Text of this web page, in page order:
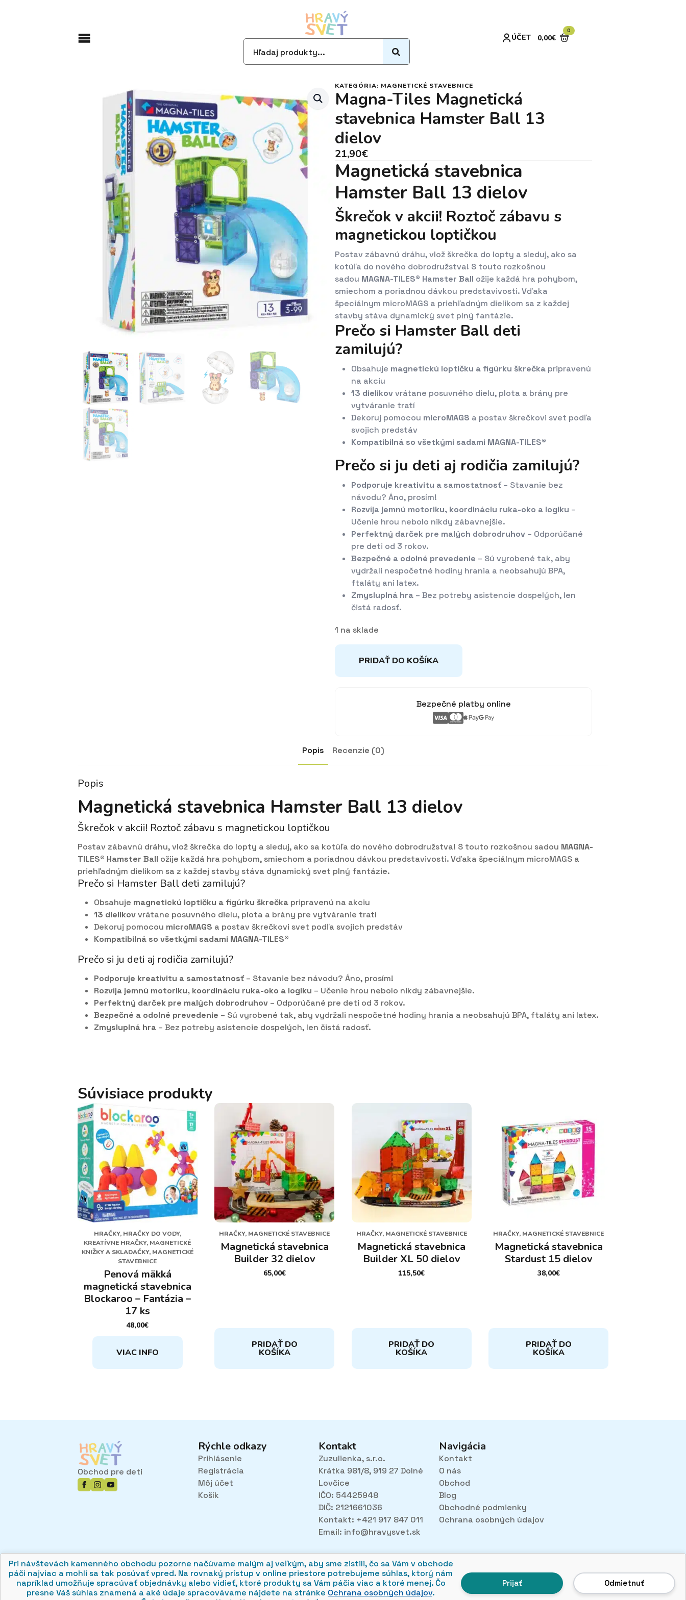
Pri návštevách kamenného obchodu pozorne načúvame malým aj veľkým, aby sme zistili, čo sa Vám v obchode
páči najviac a mohli sa tak posúvať vpred. Na rovnaký prístup v online priestore potrebujeme súhlas, ktorý nám
napríklad umožňuje spracúvať objednávky alebo vidieť, ktoré produkty sa Vám páčia viac a ktoré menej. Čo
presne Váš súhlas znamená a aké údaje spracovávame nájdete na stránke Ochrana osobných údajov.
Prijať Odmietnuť
🍪
ÚČET 0,00€
0
KATEGÓRIA: MAGNETICKÉ STAVEBNICE
Magna-Tiles Magnetická
stavebnica Hamster Ball 13
dielov
21,90€
Magnetická stavebnica
Hamster Ball 13 dielov
Škrečok v akcii! Roztoč zábavu s
magnetickou loptičkou
Postav zábavnú dráhu, vlož škrečka do lopty a sleduj, ako sa
kotúľa do nového dobrodružstva! S touto rozkošnou
sadou MAGNA-TILES® Hamster Ball ožije každá hra pohybom,
smiechom a poriadnou dávkou predstavivosti. Vďaka
špeciálnym microMAGS a priehľadným dielikom sa z každej
stavby stáva dynamický svet plný fantázie.
Prečo si Hamster Ball deti
zamilujú?
Obsahuje magnetickú loptičku a figúrku škrečka pripravenú
na akciu
13 dielikovvrátane posuvného dielu, plota a brány pre
vytváranie tratí
Dekoruj pomocou microMAGS a postav škrečkovi svet podľa
svojich predstáv
Kompatibilná so všetkými sadami MAGNA-TILES®
Prečo si ju deti aj rodičia zamilujú?
Podporuje kreativitu a samostatnosť– Stavanie bez
návodu? Áno, prosím!
Rozvíja jemnú motoriku, koordináciu ruka-oko a logiku –
Učenie hrou nebolo nikdy zábavnejšie.
Perfektný darček pre malých dobrodruhov – Odporúčané
pre deti od 3 rokov.
Bezpečné a odolné prevedenie – Sú vyrobené tak, aby
vydržali nespočetné hodiny hrania a neobsahujú BPA,
ftaláty ani latex.
Zmysluplná hra – Bez potreby asistencie dospelých, len
čistá radosť.
1 na sklade
PRIDAŤ DO KOŠÍKA
Bezpečné platby online
Popis Recenzie (0)
Popis
Magnetická stavebnica Hamster Ball 13 dielov
Škrečok v akcii! Roztoč zábavu s magnetickou loptičkou
Postav zábavnú dráhu, vlož škrečka do lopty a sleduj, ako sa kotúľa do nového dobrodružstva! S touto rozkošnou sadou MAGNA-
TILES® Hamster Ball ožije každá hra pohybom, smiechom a poriadnou dávkou predstavivosti. Vďaka špeciálnym microMAGS a
priehľadným dielikom sa z každej stavby stáva dynamický svet plný fantázie.
Prečo si Hamster Ball deti zamilujú?
Obsahuje magnetickú loptičku a figúrku škrečka pripravenú na akciu
13 dielikovvrátane posuvného dielu, plota a brány pre vytváranie tratí
Dekoruj pomocou microMAGS a postav škrečkovi svet podľa svojich predstáv
Kompatibilná so všetkými sadami MAGNA-TILES®
Prečo si ju deti aj rodičia zamilujú?
Podporuje kreativitu a samostatnosť– Stavanie bez návodu? Áno, prosím!
Rozvíja jemnú motoriku, koordináciu ruka-oko a logiku – Učenie hrou nebolo nikdy zábavnejšie.
Perfektný darček pre malých dobrodruhov – Odporúčané pre deti od 3 rokov.
Bezpečné a odolné prevedenie – Sú vyrobené tak, aby vydržali nespočetné hodiny hrania a neobsahujú BPA, ftaláty ani latex.
Zmysluplná hra – Bez potreby asistencie dospelých, len čistá radosť.
Súvisiace produkty
HRAČKY, HRAČKY DO VODY,
KREATÍVNE HRAČKY, MAGNETICKÉ
KNIŽKY A SKLADAČKY, MAGNETICKÉ
STAVEBNICE
Penová mäkká
magnetická stavebnica
Blockaroo – Fantázia –
17 ks
48,00€
VIAC INFO
HRAČKY, MAGNETICKÉ STAVEBNICE
Magnetická stavebnica
Builder 32 dielov
65,00€
PRIDAŤ DO
KOŠÍKA
HRAČKY, MAGNETICKÉ STAVEBNICE
Magnetická stavebnica
Builder XL 50 dielov
115,50€
PRIDAŤ DO
KOŠÍKA
HRAČKY, MAGNETICKÉ STAVEBNICE
Magnetická stavebnica
Stardust 15 dielov
38,00€
PRIDAŤ DO
KOŠÍKA
Obchod pre deti
Rýchle odkazy
Prihlásenie
Registrácia
Môj účet
Košík
Kontakt
Zuzulienka, s.r.o.
Krátka 981/8, 919 27 Dolné
Lovčice
IČO: 54425948
DIČ: 2121661036
Kontakt: +421 917 847 011
Email: info@hravysvet.sk
Navigácia
Kontakt
O nás
Obchod
Blog
Obchodné podmienky
Ochrana osobných údajov
© 2026 hravysvet.sk